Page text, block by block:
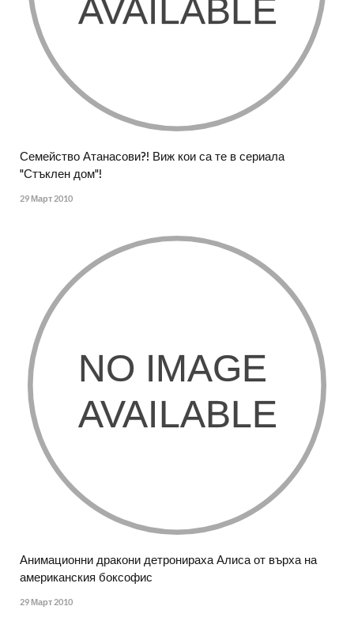
Семейство Атанасови?! Виж кои са те в сериала
"Стъклен дом"!
29 Март 2010
Анимационни дракони детронираха Алиса от върха на
американския боксофис
29 Март 2010